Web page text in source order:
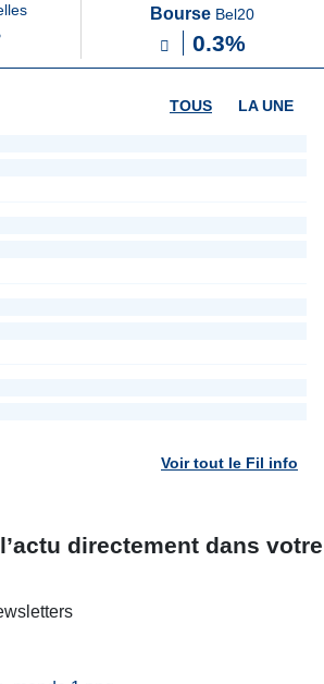
Bourse Bel20
0.3%
LA UNE
TOUS
Voir tout le Fil info
directement dans votre